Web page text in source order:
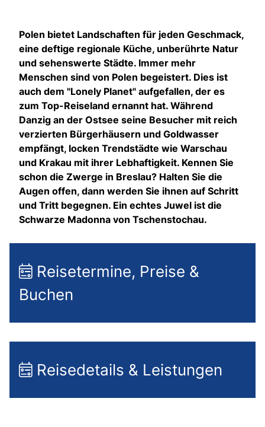
Polen bietet Landschaften für jeden Geschmack,
eine deftige regionale Küche, unberührte Natur
und sehenswerte Städte. Immer mehr
Menschen sind von Polen begeistert. Dies ist
auch dem "Lonely Planet" aufgefallen, der es
zum Top-Reiseland ernannt hat. Während
Danzig an der Ostsee seine Besucher mit reich
verzierten Bürgerhäusern und Goldwasser
empfängt, locken Trendstädte wie Warschau
und Krakau mit ihrer Lebhaftigkeit. Kennen Sie
schon die Zwerge in Breslau? Halten Sie die
Augen offen, dann werden Sie ihnen auf Schritt
und Tritt begegnen. Ein echtes Juwel ist die
Schwarze Madonna von Tschenstochau.
Reisetermine, Preise &
Buchen
Reisedetails & Leistungen